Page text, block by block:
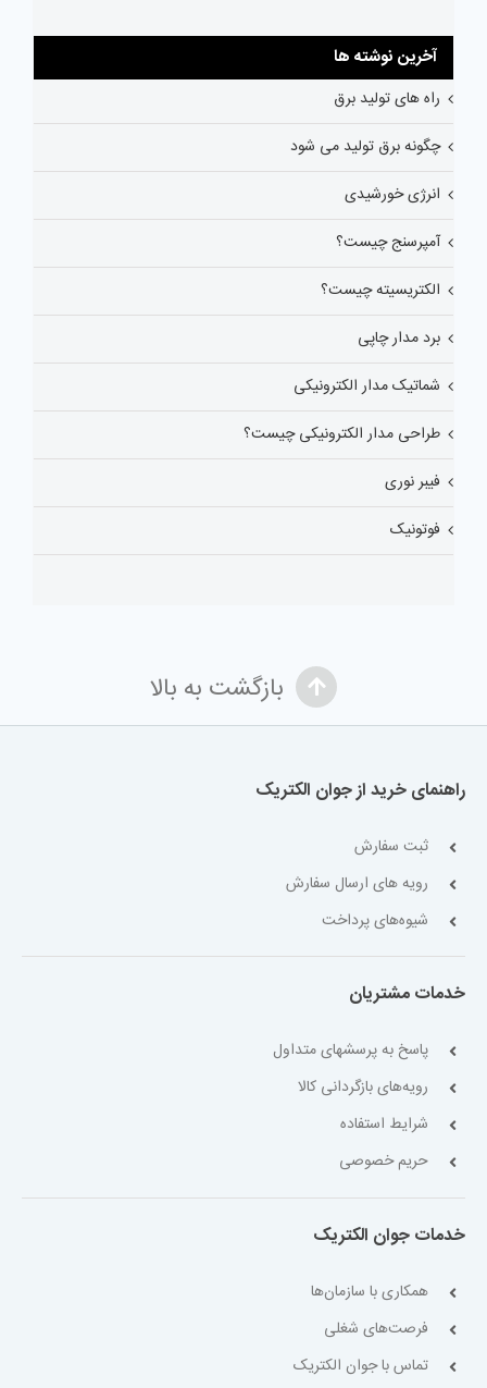
آخرین نوشته ها
راه های تولید برق
چگونه برق تولید می شود
انرژی خورشیدی
آمپرسنج چیست؟
الکتریسیته چیست؟
برد مدار چاپی
شماتیک مدار الکترونیکی
طراحی مدار الکترونیکی چیست؟
فیبر نوری
فوتونیک
بازگشت به بالا
راهنمای خرید از جوان الکتریک
ثبت سفارش
رویه های ارسال سفارش
شیوه‌های پرداخت
خدمات مشتریان
پاسخ به پرسشهای متداول
رویه‌های بازگردانی کالا
شرایط استفاده
حریم خصوصی
خدمات جوان الکتریک
همکاری با سازمان‌ها
فرصت‌های شغلی
تماس با جوان الکتریک